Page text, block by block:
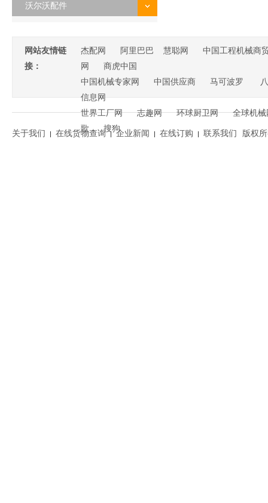
沃尔沃配件
网站友情链
接：
杰配网 阿里巴巴 慧聪网
中国工程机械商
网
商虎中国
中国机械专家网
中国供应商 马可波罗
信息网
世界工厂网
志趣网 环球厨卫网
全球机械
歌
搜狗
关于我们 在线货物查询 企业新闻 在线订购 联系我们 版权